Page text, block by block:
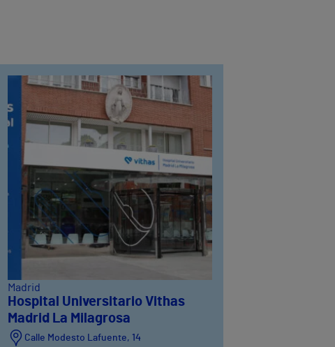
Madrid
Hospital Universitario Vithas
Madrid La Milagrosa
Calle Modesto Lafuente, 14